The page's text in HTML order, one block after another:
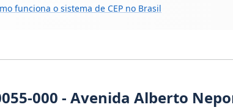
funciona o sistema de CEP no Brasil
000 - Avenida Alberto